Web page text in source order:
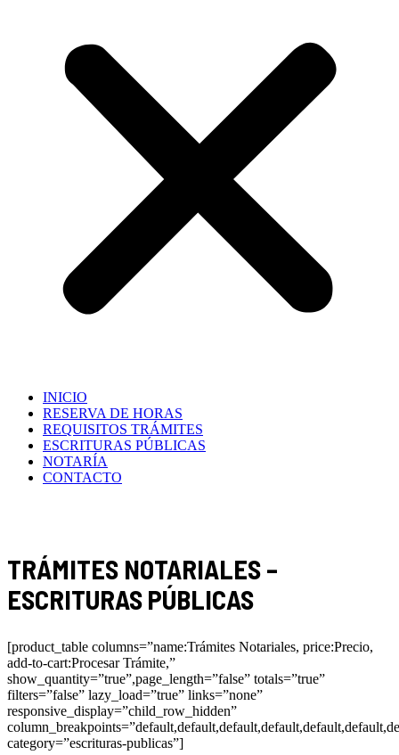
INICIO
RESERVA DE HORAS
REQUISITOS TRÁMITES
ESCRITURAS PÚBLICAS
NOTARÍA
CONTACTO
TRÁMITES NOTARIALES –
ESCRITURAS PÚBLICAS
[product_table columns=”name:Trámites Notariales, price:Precio,
add-to-cart:Procesar Trámite,”
show_quantity=”true”,page_length=”false” totals=”true”
filters=”false” lazy_load=”true” links=”none”
responsive_display=”child_row_hidden”
category=”escrituras-publicas”]